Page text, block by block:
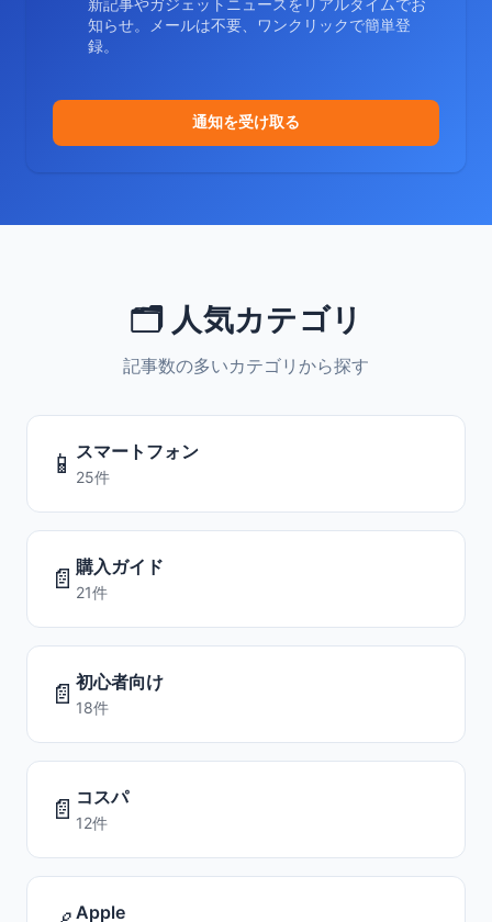
新記事やガジェットニュースをリアルタイムでお
知らせ。メールは不要、ワンクリックで簡単登
録。
通知を受け取る
🗂️ 人気カテゴリ
記事数の多いカテゴリから探す
📱 スマートフォン
25件
📄 購入ガイド
21件
📄 初心者向け
18件
📄 コスパ
12件
Apple